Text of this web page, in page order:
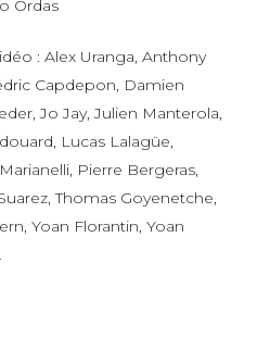
Ordas
: Alex Uranga, Anthony
Capdepon, Damien
Jo Jay, Julien Manterola,
Lucas Lalagüe,
Pierre Bergeras,
Thomas Goyenetche,
Yoan Florantin, Yoan